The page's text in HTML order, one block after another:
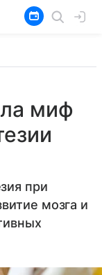
миф
при
мозга и